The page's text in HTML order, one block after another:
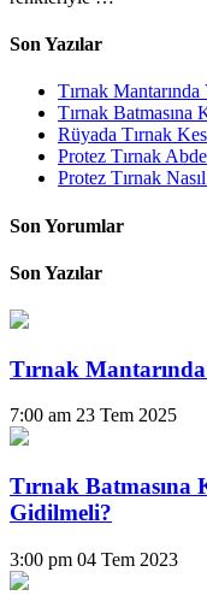
Son Yazılar
Tırnak
Tırnak
Rüyada Tırnak
Protez Tırnak
Protez Tırnak Nasıl
Son Yorumlar
Son Yazılar
Tırnak
7:00 am 23 Tem 2025
Tırnak
Gidilmeli?
3:00 pm 04 Tem 2023